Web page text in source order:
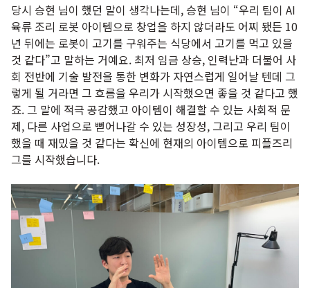
당시 승현 님이 했던 말이 생각나는데, 승현 님이 “우리 팀이 AI
육류 조리 로봇 아이템으로 창업을 하지 않더라도 어찌 됐든 10
년 뒤에는 로봇이 고기를 구워주는 식당에서 고기를 먹고 있을
것 같다”고 말하는 거예요. 최저 임금 상승, 인력난과 더불어 사
회 전반에 기술 발전을 통한 변화가 자연스럽게 일어날 텐데 그
렇게 될 거라면 그 흐름을 우리가 시작했으면 좋을 것 같다고 했
죠. 그 말에 적극 공감했고 아이템이 해결할 수 있는 사회적 문
제, 다른 사업으로 뻗어나갈 수 있는 성장성, 그리고 우리 팀이
했을 때 재밌을 것 같다는 확신에 현재의 아이템으로 피플즈리
그를 시작했습니다.